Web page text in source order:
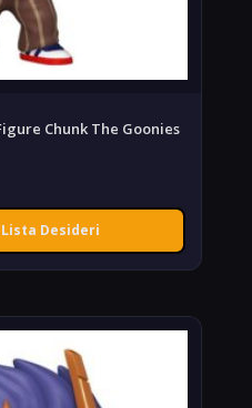
Chunk The Goonies
Desideri